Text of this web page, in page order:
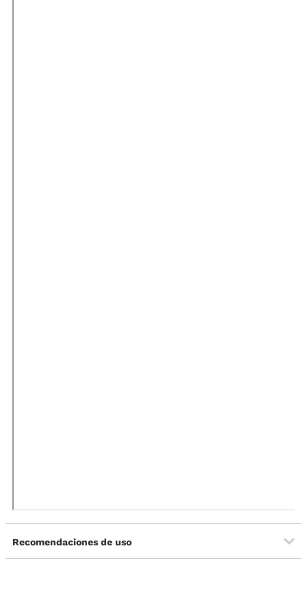
Recomendaciones de uso